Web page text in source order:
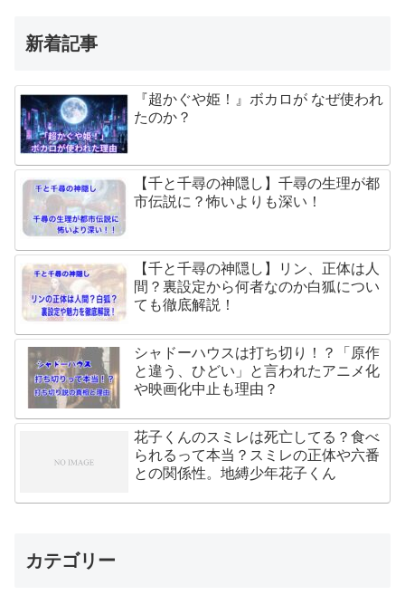
新着記事
『超かぐや姫！』ボカロが なぜ使われ
たのか？
【千と千尋の神隠し】千尋の生理が都
市伝説に？怖いよりも深い！
【千と千尋の神隠し】リン、正体は人
間？裏設定から何者なのか白狐につい
ても徹底解説！
シャドーハウスは打ち切り！？「原作
と違う、ひどい」と言われたアニメ化
や映画化中止も理由？
花子くんのスミレは死亡してる？食べ
られるって本当？スミレの正体や六番
との関係性。地縛少年花子くん
カテゴリー